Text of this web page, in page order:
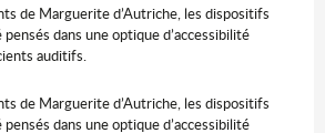
de Marguerite d’Autriche, les dispositifs
dans une optique d’accessibilité
auditifs.
de Marguerite d’Autriche, les dispositifs
dans une optique d’accessibilité